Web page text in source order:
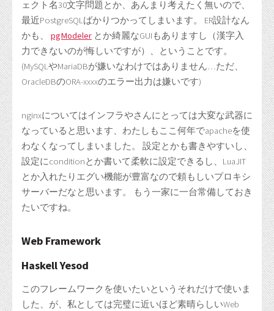
ェクト名30文字問題とか、あんまり考えたく無いので、
最近PostgreSQLばかりつかってしまいます。 ER設計なん
かも、 pgModeler とか綺麗なGUIもありますし（漢字入
力できないのが悔しいですが）、ということです。
(MySQLやMariaDBが嫌いなわけではありません…ただ、
OracleDBのORA-xxxxのエラー出力は嫌いです)
nginxについてはインフラやさんにとっては大変な武器に
なっていると思います、わたしもここ何年でapacheを使
わなくなってしまいました。 設定とかも書きやすいし、
設定にconditionとか書いて柔軟に設定できるし、LuaJIT
とか入れたりエグい機能が豊富なので頼もしいプロキシ
サーバーだなと思います。 もう一家に一台常備しておき
たいですね。
Web Framework
Haskell Yesod
このフレームワークを使いたいというそれだけで使いま
した、が、私としては完璧に近いほど素晴らしいWeb